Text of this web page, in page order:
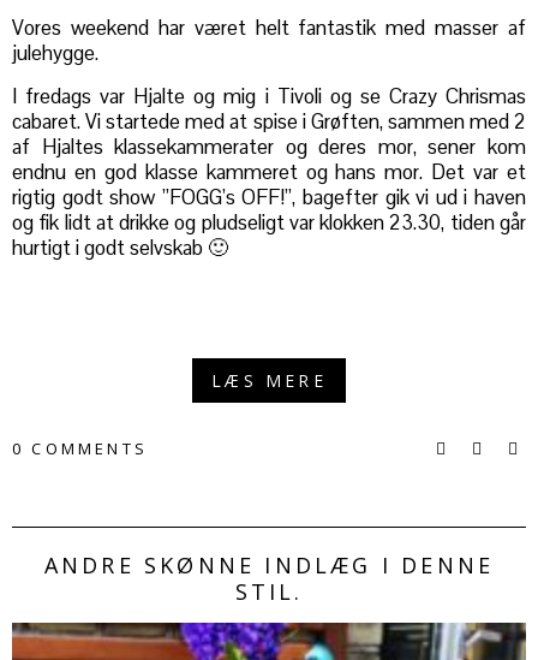
Vores weekend har været helt fantastik med masser af
julehygge.
I fredags var Hjalte og mig i Tivoli og se Crazy Chrismas
cabaret. Vi startede med at spise i Grøften, sammen med 2
af Hjaltes klassekammerater og deres mor, sener kom
endnu en god klasse kammeret og hans mor. Det var et
rigtig godt show ”FOGG’s OFF!”, bagefter gik vi ud i haven
og fik lidt at drikke og pludseligt var klokken 23.30, tiden går
hurtigt i godt selvskab 🙂
LÆS MERE
0 COMMENTS
ANDRE SKØNNE INDLÆG I DENNE
STIL.